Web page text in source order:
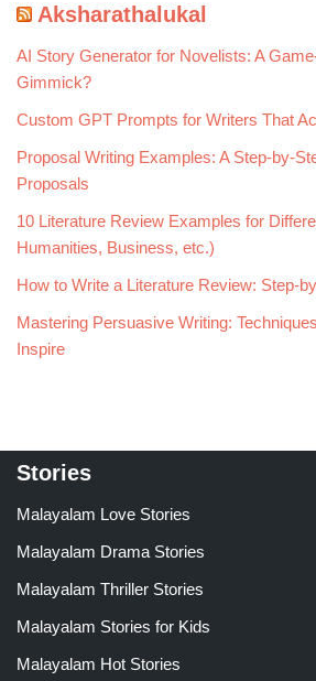
Aksharathalukal
AI Story Generator for Novelists: A
Gimmick?
Custom GPT Prompts for Writers That
Proposal Writing Examples: A Step-by-
Proposals
10 Literature Review Examples for
Humanities, Business, etc.)
How to Write a Literature Review: Step-
Mastering Persuasive Writing:
Inspire
Stories
Malayalam Love Stories
Malayalam Drama Stories
Malayalam Thriller Stories
Malayalam Stories for Kids
Malayalam Hot Stories